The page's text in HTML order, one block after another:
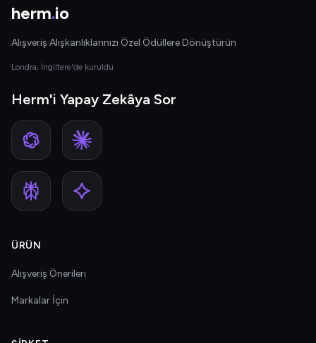
herm.io
Alışveriş Alışkanlıklarınızı Özel Ödüllere Dönüştürün
Londra, İngiltere'de kuruldu
Herm'i Yapay Zekâya Sor
ÜRÜN
Alışveriş Önerileri
Markalar İçin